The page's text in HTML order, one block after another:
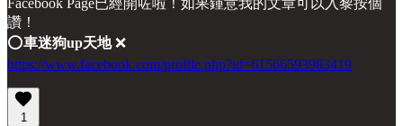
Facebook Page已經開咗啦！如果鍾意我的文章可以入黎按個
讚！
⭕️車迷狗up天地❌
https://www.facebook.com/profile.php?id=61566593983419
1